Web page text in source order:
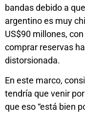
bandas debido a
argentino es muy
US$90 millones,
comprar reservas
distorsionada.
En este marco,
tendría que venir
que eso “está bien